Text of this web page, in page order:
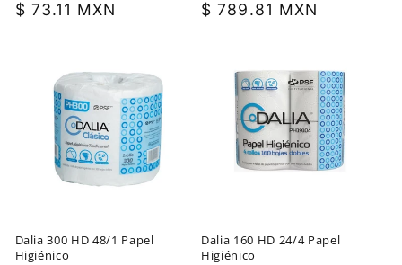
Precio
$ 73.11 MXN
Precio
$ 789.81 MXN
Dalia 300 HD 48/1 Papel
Higiénico
Dalia 160 HD 24/4 Papel
Higiénico